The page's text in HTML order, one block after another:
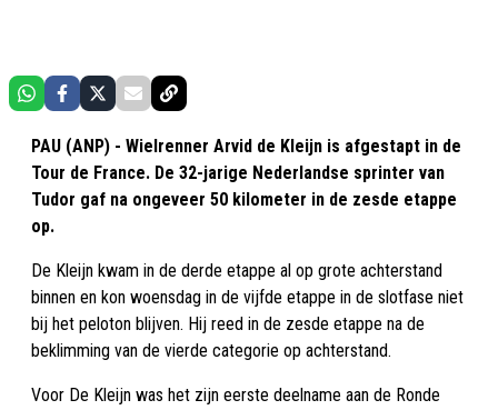
PAU (ANP) - Wielrenner Arvid de Kleijn is afgestapt in de
Tour de France. De 32-jarige Nederlandse sprinter van
Tudor gaf na ongeveer 50 kilometer in de zesde etappe
op.
De Kleijn kwam in de derde etappe al op grote achterstand
binnen en kon woensdag in de vijfde etappe in de slotfase niet
bij het peloton blijven. Hij reed in de zesde etappe na de
beklimming van de vierde categorie op achterstand.
Voor De Kleijn was het zijn eerste deelname aan de Ronde